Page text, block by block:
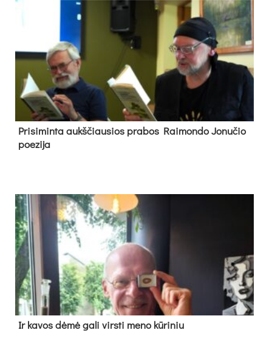
Pri­si­min­ta aukš­čiau­sios pra­bos Rai­mon­do Jo­nu­čio
poe­zi­ja
Ir ka­vos dė­mė ga­li virs­ti me­no kū­ri­niu